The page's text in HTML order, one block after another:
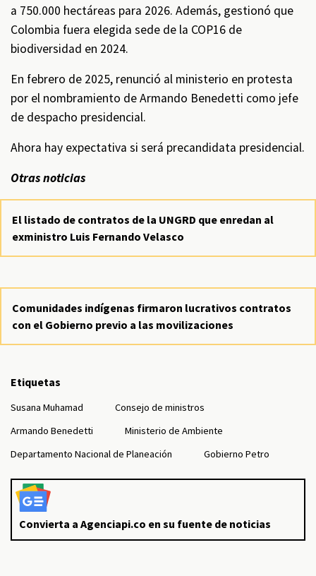
a 750.000 hectáreas para 2026. Además, gestionó que
Colombia fuera elegida sede de la COP16 de
biodiversidad en 2024. ​
En febrero de 2025, renunció al ministerio en protesta
por el nombramiento de Armando Benedetti como jefe
de despacho presidencial.
Ahora hay expectativa si será precandidata presidencial.
Otras noticias
El listado de contratos de la UNGRD que enredan al
exministro Luis Fernando Velasco
Comunidades indígenas firmaron lucrativos contratos
con el Gobierno previo a las movilizaciones
Etiquetas
Susana Muhamad
Consejo de ministros
Armando Benedetti
Ministerio de Ambiente
Departamento Nacional de Planeación
Gobierno Petro
Convierta a Agenciapi.co en su fuente de noticias